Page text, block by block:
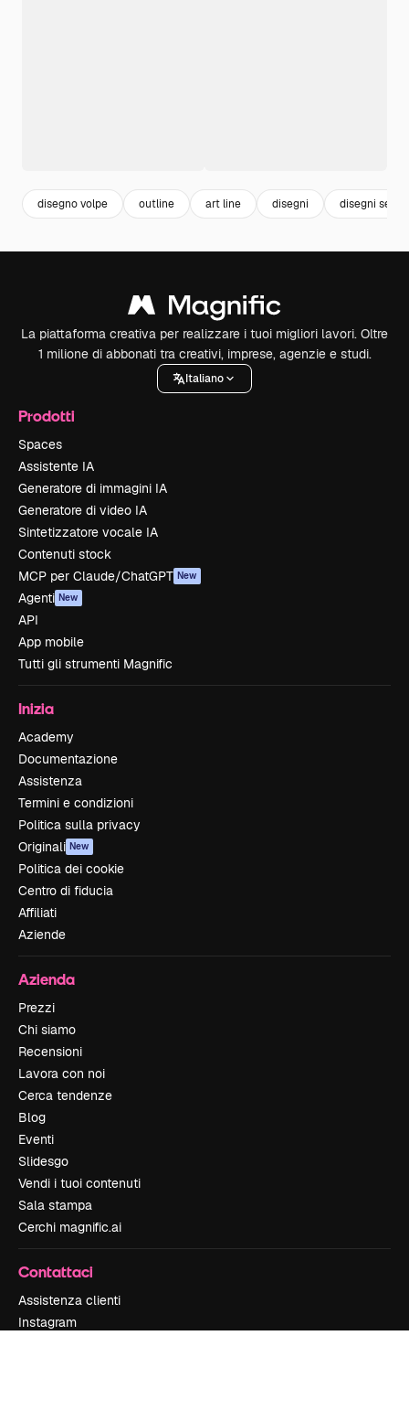
disegno volpe outline art line disegni disegni
La piattaforma creativa per realizzare i tuoi migliori lavori. Oltre
1 milione di abbonati tra creativi, imprese, agenzie e studi.
Italiano
Prodotti
Spaces
Assistente IA
Generatore di immagini IA
Generatore di video IA
Sintetizzatore vocale IA
Contenuti stock
MCP per Claude/ChatGPT New
Agenti New
API
App mobile
Tutti gli strumenti Magnific
Inizia
Academy
Documentazione
Assistenza
Termini e condizioni
Politica sulla privacy
Originali New
Politica dei cookie
Centro di fiducia
Affiliati
Aziende
Azienda
Prezzi
Chi siamo
Recensioni
Lavora con noi
Cerca tendenze
Blog
Eventi
Slidesgo
Vendi i tuoi contenuti
Sala stampa
Cerchi magnific.ai
Contattaci
Assistenza clienti
Instagram